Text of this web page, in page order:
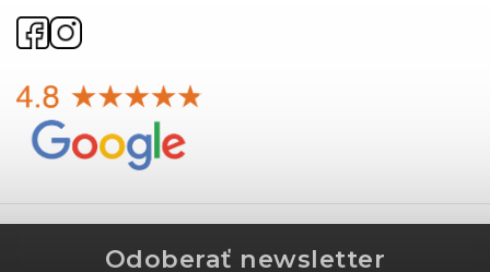
Odoberať newsletter